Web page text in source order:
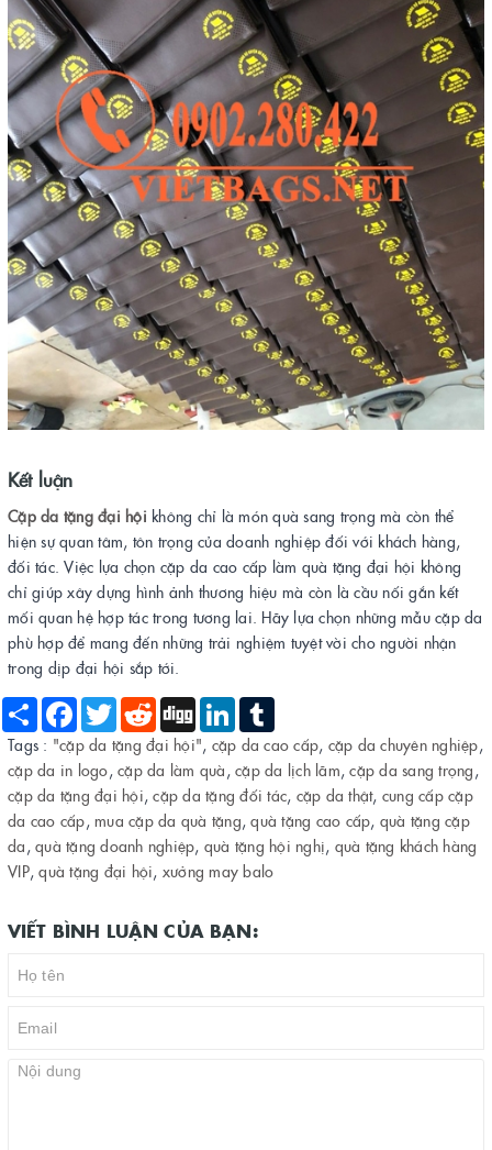
Kết luận
Cặp da tặng đại hội không chỉ là món quà sang trọng mà còn thể
hiện sự quan tâm, tôn trọng của doanh nghiệp đối với khách hàng,
đối tác. Việc lựa chọn cặp da cao cấp làm quà tặng đại hội không
chỉ giúp xây dựng hình ảnh thương hiệu mà còn là cầu nối gắn kết
mối quan hệ hợp tác trong tương lai. Hãy lựa chọn những mẫu cặp da
phù hợp để mang đến những trải nghiệm tuyệt vời cho người nhận
trong dịp đại hội sắp tới.
Share Facebook
Twitter Reddit Digg LinkedIn
Tags : "cặp da tặng đại hội", cặp da cao cấp, cặp da chuyên nghiệp,
cặp da in logo, cặp da làm quà , cặp da lịch lãm,cặp da sang trọng ,
cặp da tặng đại hội,cặp da tặng đối tác, cặp da thật, cung cấp cặp
da cao cấp, mua cặp da quà tặng,quà tặng cao cấp, quà tặng cặp
da , quà tặng doanh nghiệp, quà tặng hội nghị, quà tặng khách hàng
VIP,quà tặng đại hội, xưởng may balo
VIẾT BÌNH LUẬN CỦA BẠN: